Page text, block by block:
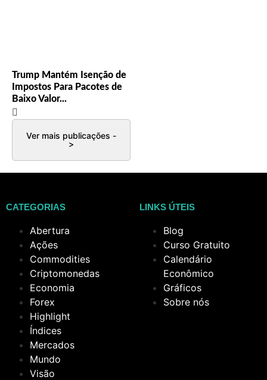
Trump Mantém Isenção de
Impostos Para Pacotes de
Baixo Valor...
Ver mais publicações -
>
CATEGORIAS
Abertura
Ações
Commodities
Criptomonedas
Economia
Forex
Highlight
Índices
Mercados
Mundo
Visão
LINKS ÚTEIS
Blog
Curso Gratuito
Calendário
Econômico
Gráficos
Sobre nós